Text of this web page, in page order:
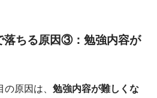
落ちる原因③：勉強内容が
原因は、 勉強内容が難しくな